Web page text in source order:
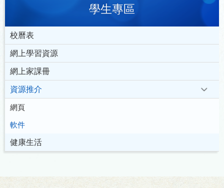
學生專區
校曆表
網上學習資源
網上家課冊
資源推介
網頁
軟件
健康生活